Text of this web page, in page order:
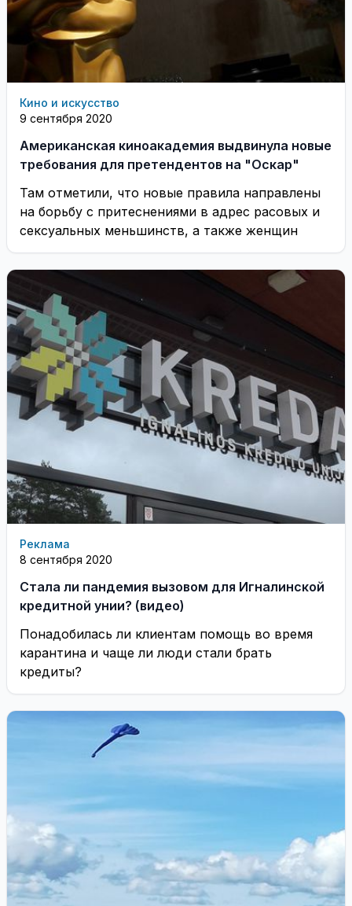
Кино и искусство
9 сентября 2020
Американская киноакадемия выдвинула новые
требования для претендентов на "Оскар"
Там отметили, что новые правила направлены
на борьбу с притеснениями в адрес расовых и
сексуальных меньшинств, а также женщин
Реклама
8 сентября 2020
Cтала ли пандемия вызовом для Игналинской
кредитной унии? (видео)
Понадобилась ли клиентам помощь во время
карантина и чаще ли люди стали брать
кредиты?